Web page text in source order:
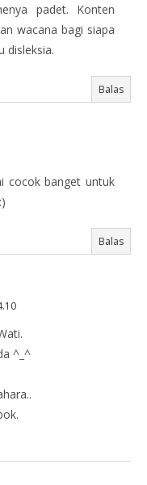
padet. Konten
wacana bagi siapa
disleksia.
Balas
cocok banget untuk
Balas
^_^